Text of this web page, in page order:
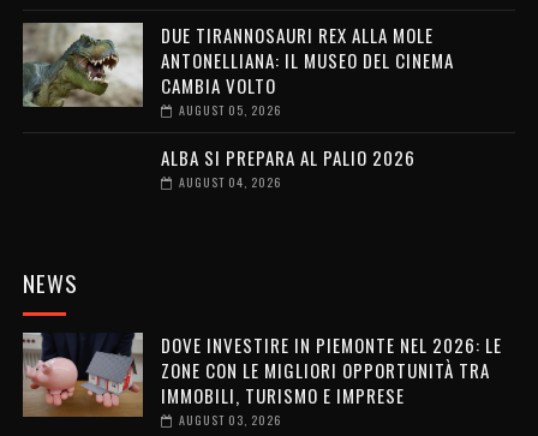
DUE TIRANNOSAURI REX ALLA MOLE
ANTONELLIANA: IL MUSEO DEL CINEMA
CAMBIA VOLTO
AUGUST 05, 2026
ALBA SI PREPARA AL PALIO 2026
AUGUST 04, 2026
NEWS
DOVE INVESTIRE IN PIEMONTE NEL 2026: LE
ZONE CON LE MIGLIORI OPPORTUNITÀ TRA
IMMOBILI, TURISMO E IMPRESE
AUGUST 03, 2026